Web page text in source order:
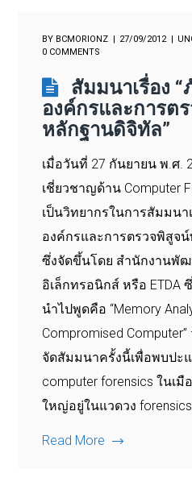
BY BCMORIONZ 27/09/2012
0 COMMENTS
สัมมนาเรื่อง
องค์กรและการต
หลักฐานดิจิทัล”
เมื่อวันที่ 27 กันยายน พ.ศ.
เชี่ยวชาญด้าน Computer
เป็นวิทยากรในการสัมมน
องค์กรและการตรวจพิสูจ
ซึ่งจัดขึ้นโดย สำนักงานพั
อิเล็กทรอนิกส์ หรือ
นำไปพูดคือ “Memory
Compromised
จัดสัมมนาครั้งนี้เพื่อพบปะ
computer forensics ในเ
ใหญ่อยู่ในแวดวง forensics
Read More